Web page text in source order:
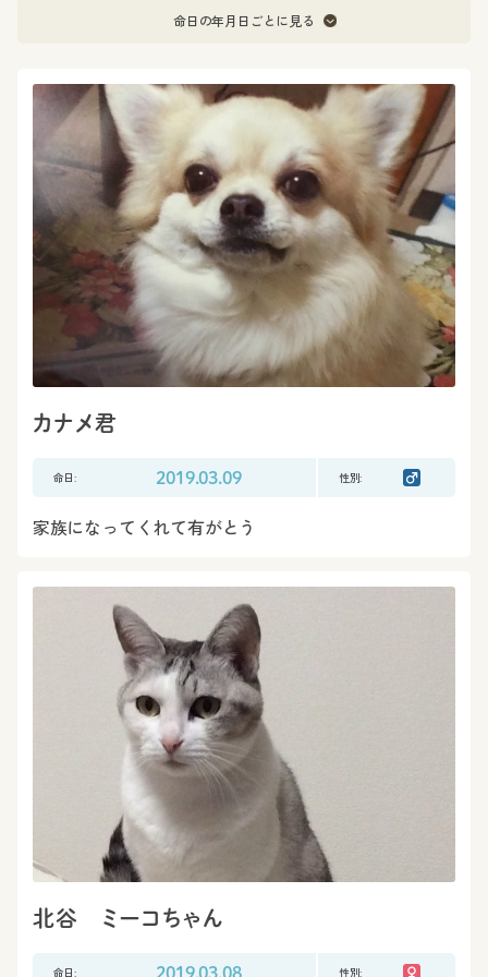
命日の年月日ごとに見る
カナメ君
命日: 2019.03.09 性別:
家族になってくれて有がとう
北谷 ミーコちゃん
命日: 2019.03.08 性別: